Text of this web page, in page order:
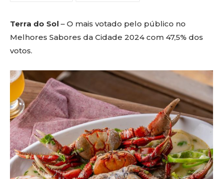
Terra do Sol – O mais votado pelo público no
Melhores Sabores da Cidade 2024 com 47,5% dos
votos.